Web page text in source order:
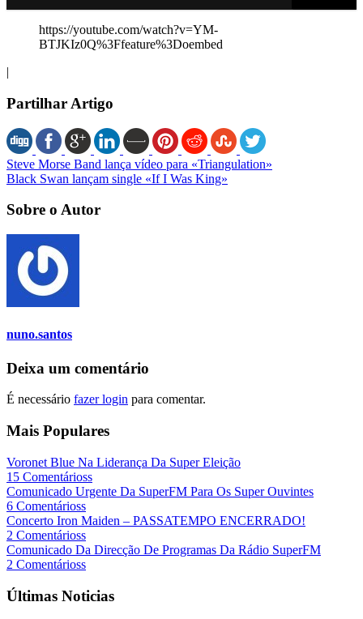
https://youtube.com/watch?v=YM-
BTJKIz0Q%3Ffeature%3Doembed
|
Partilhar Artigo
Steve Morse Band lança vídeo para «Triangulation»
Black Swan lançam single «If I Was King»
Sobre o Autor
nuno.santos
Deixa um comentário
É necessário fazer login para comentar.
Mais Populares
Voronet Blue Na Liderança Da Super Eleição
15 Comentárioss
Comunicado Urgente Da SuperFM Para Os Super Ouvintes
6 Comentárioss
Concerto Iron Maiden – PASSATEMPO ENCERRADO!
2 Comentárioss
Comunicado Da Direcção De Programas Da Rádio SuperFM
2 Comentárioss
Últimas Noticias